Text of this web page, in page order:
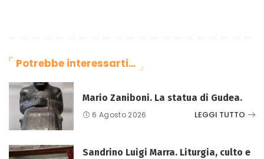
Potrebbe interessarti…
Mario Zaniboni. La statua di Gudea.
6 Agosto 2026 LEGGI TUTTO
Sandrino Luigi Marra. Liturgia, culto e